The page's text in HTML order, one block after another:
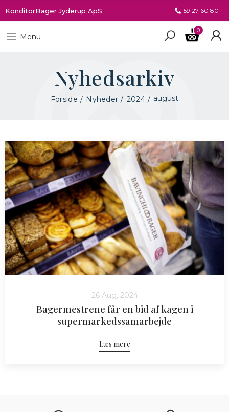
KonditorBager Jyderup ApS 59 27 60 80
Menu
0
Nyhedsarkiv
Forside Nyheder 2024 august
26 Aug, 2024
Bagermestrene får en bid af kagen i
supermarkedssamarbejde
Læs mere